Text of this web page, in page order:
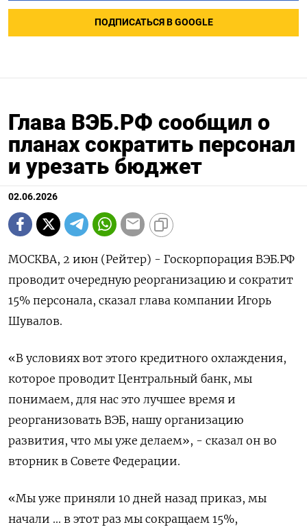
ПОДПИСАТЬСЯ В GOOGLE
Глава ВЭБ.РФ сообщил о
планах сократить персонал
и урезать бюджет
02.06.2026
МОСКВА, 2 июн (Рейтер) - Госкорпорация ВЭБ.РФ
проводит очередную реорганизацию и сократит
15% персонала, ‌сказал глава компании Игорь
Шувалов.
«В условиях вот этого кредитного охлаждения,
которое проводит Центральный банк, ​мы ​
понимаем, ​для нас это ⁠лучшее время и
‌реорганизовать ВЭБ, нашу ‌организацию
развития, что мы уже делаем», - сказал он ​во
вторник в ‌Совете Федерации.
«Мы уже приняли 10 ​дней назад приказ, мы
начали ... ‌в этот раз мы сокращаем 15%,